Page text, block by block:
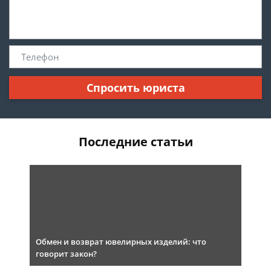
Спросить юриста
Последние статьи
Обмен и возврат ювелирных изделий: что
говорит закон?